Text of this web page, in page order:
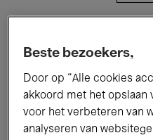
Performances
Jazz Klassieke
Beste bezoekers,
Door op “Alle cookies
akkoord met het opslaan
voor het verbeteren van
analyseren van